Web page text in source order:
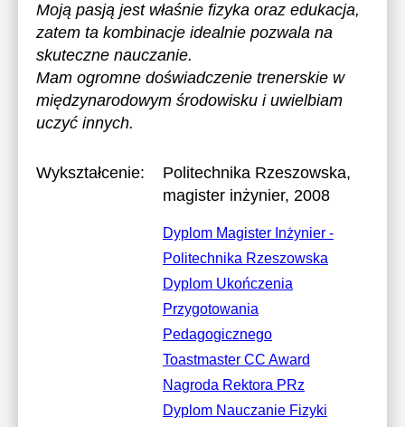
Moją pasją jest właśnie fizyka oraz edukacja,
zatem ta kombinacje idealnie pozwala na
skuteczne nauczanie.
Mam ogromne doświadczenie trenerskie w
międzynarodowym środowisku i uwielbiam
uczyć innych.
Wykształcenie: Politechnika Rzeszowska,
magister inżynier, 2008
Dyplom Magister Inżynier -
Politechnika Rzeszowska
Dyplom Ukończenia
Przygotowania
Pedagogicznego
Toastmaster CC Award
Nagroda Rektora PRz
Dyplom Nauczanie Fizyki